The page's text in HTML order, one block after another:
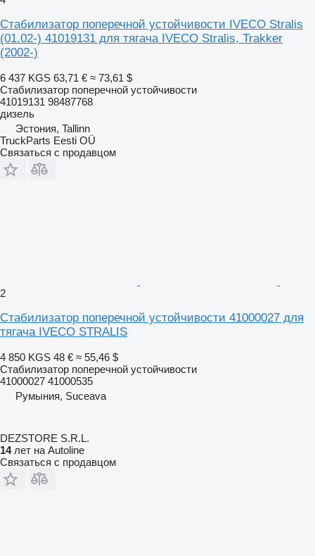
Стабилизатор поперечной устойчивости IVECO Stralis
(01.02-) 41019131 для тягача IVECO Stralis, Trakker
(2002-)
6 437 KGS 63,71 € ≈ 73,61 $
Стабилизатор поперечной устойчивости
41019131 98487768
дизель
Эстония, Tallinn
TruckParts Eesti OÜ
Связаться с продавцом
2
Стабилизатор поперечной устойчивости 41000027 для
тягача IVECO STRALIS
4 850 KGS 48 € ≈ 55,46 $
Стабилизатор поперечной устойчивости
41000027 41000535
Румыния, Suceava
DEZSTORE S.R.L.
14лет на Autoline
Связаться с продавцом